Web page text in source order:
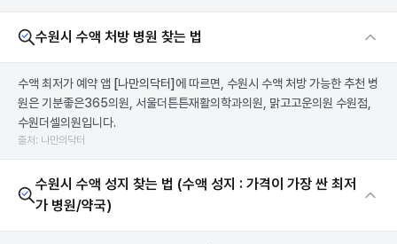
수원시 수액 처방 병원 찾는 법
수액 최저가 예약 앱 [나만의닥터] 에 따르면, 수원시 수액 처방 가능한 추천 병
원은 기분좋은365의원, 서울더튼튼재활의학과의원, 맑고고운의원 수원점,
수원더셀의원입니다.
출처: 나만의닥터
수원시 수액 성지 찾는 법 (수액 성지 : 가격이 가장 싼 최저
가 병원/약국)